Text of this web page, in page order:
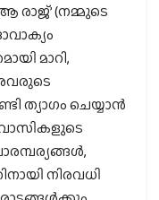
(നമ്മുടെ
മാറി,
ത്യാഗം ചെയ്യാന്‍
നിരവധി